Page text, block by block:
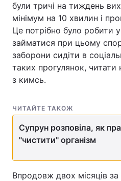
були тричі на тиждень
мінімум на 10 хвилин і
Це потрібно було робити
займатися при цьому
заборони сидіти в
таких прогулянок,
з кимсь.
ЧИТАЙТЕ ТАКОЖ
Супрун розповіла, як
"чистити" організм
Впродовж двох місяців